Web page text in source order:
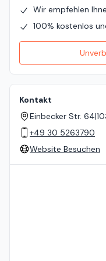
Wir empfehlen
100% kostenlos
Kontakt
Einbecker Str. 64|
+49 30 5263790
Website Besuchen